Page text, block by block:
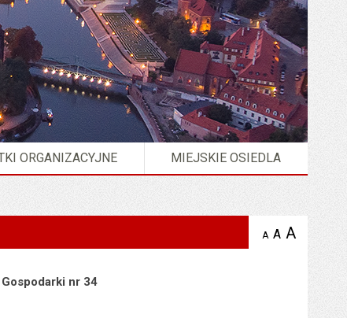
ORGANIZACYJNE MIEJSKIE OSIEDLA
A zmniejsz
A domyślna
A
nr 34